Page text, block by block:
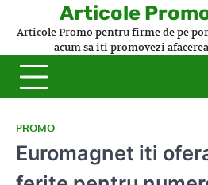
Articole
Articole Promo pentru firme de pe
acum sa iti promovezi
PROMO
Euromagnet iti